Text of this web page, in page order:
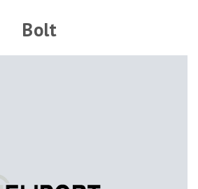
Bolt